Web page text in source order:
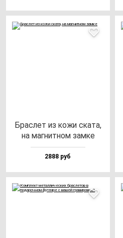
Брас­лет из ко­жи ска­та,
на маг­нит­ном зам­ке
2888 руб